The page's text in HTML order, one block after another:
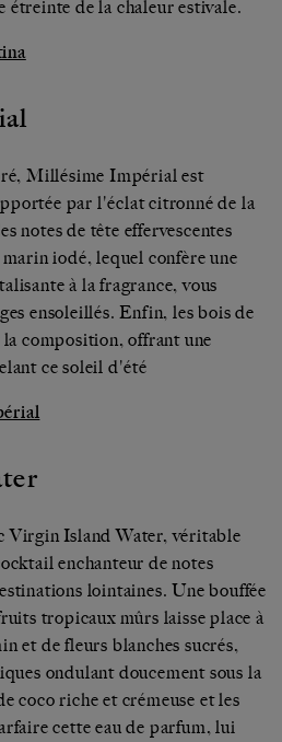
étreinte de la chaleur estivale.
Millésime Impérial est
par l'éclat citronné de la
notes de tête effervescentes
iodé, lequel confère une
à la fragrance, vous
ensoleillés. Enfin, les bois de
composition, offrant une
ce soleil d'été
Virgin Island Water, véritable
enchanteur de notes
lointaines. Une bouffée
tropicaux mûrs laisse place à
et de fleurs blanches sucrés,
ondulant doucement sous la
coco riche et crémeuse et les
cette eau de parfum, lui